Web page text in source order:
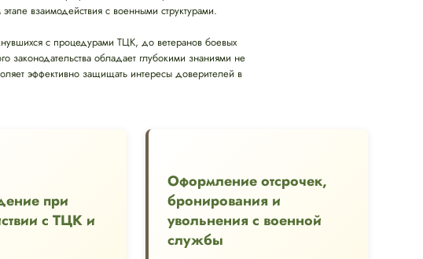
взаимодействия с военными структурами.
с процедурами ТЦК, до ветеранов боевых
обладает глубокими знаниями не
эффективно защищать интересы доверителей в
при
с ТЦК и
Оформление отсрочек,
бронирования и
увольнения с военной
службы